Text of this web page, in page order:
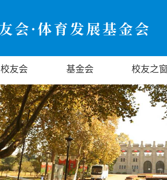
校友会 基金会 校友之窗